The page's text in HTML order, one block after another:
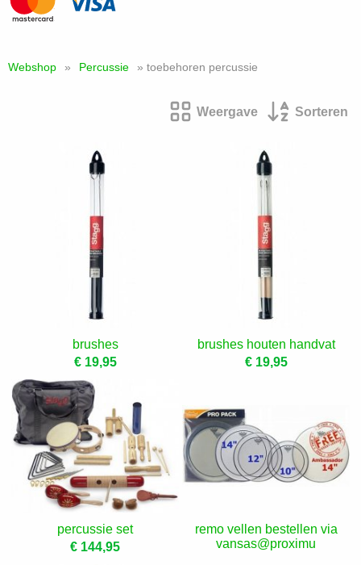
Webshop » Percussie » toebehoren percussie
Weergave Sorteren
brushes
€ 19,95
brushes houten handvat
€ 19,95
percussie set
€ 144,95
remo vellen bestellen via
vansas@proximu